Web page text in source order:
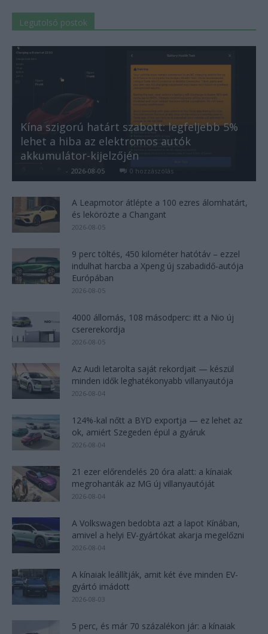
Legutolsó postok
Kína szigorú határt szabott: legfeljebb 5%
lehet a hiba az elektromos autók
akkumulátor-kijelzőjén
- 2026-08-05 0 hozzászólás
A Leapmotor átlépte a 100 ezres álomhatárt,
és lekörözte a Changant
2026-08-05
9 perc töltés, 450 kilométer hatótáv – ezzel
indulhat harcba a Xpeng új szabadidő-autója
Európában
2026-08-05
4000 állomás, 108 másodperc: itt a Nio új
csererekordja
2026-08-05
Az Audi letarolta saját rekordjait — készül
minden idők leghatékonyabb villanyautója
2026-08-04
124%-kal nőtt a BYD exportja — ez lehet az
ok, amiért Szegeden épül a gyáruk
2026-08-04
21 ezer előrendelés 20 óra alatt: a kínaiak
megrohanták az MG új villanyautóját
2026-08-04
A Volkswagen bedobta azt a lapot Kínában,
amivel a helyi EV-gyártókat akarja megelőzni
2026-08-04
A kínaiak leállítják, amit két éve minden EV-
gyártó imádott
2026-08-03
5 perc, és már 70 százalékon jár: a kínaiak